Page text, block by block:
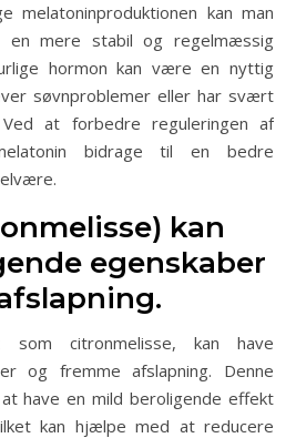
kan man
mere stabil og regelmæssig
hormon kan være en nyttig
søvnproblemer eller har svært
at forbedre reguleringen af
bidrage til en bedre
kan
egenskaber
som citronmelisse, kan have
og fremme afslapning. Denne
have en mild beroligende effekt
kan hjælpe med at reducere